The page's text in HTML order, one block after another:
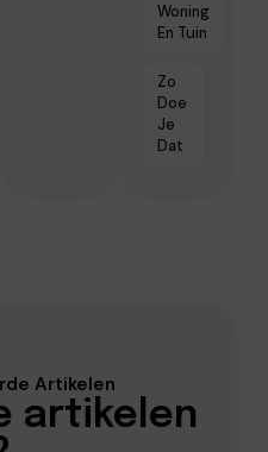
Woning
En Tuin
Zo
Doe
Je
Dat
Artikelen
artikelen